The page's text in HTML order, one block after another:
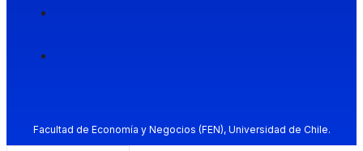
Facultad de Economía y Negocios (FEN), Universidad de Chile.